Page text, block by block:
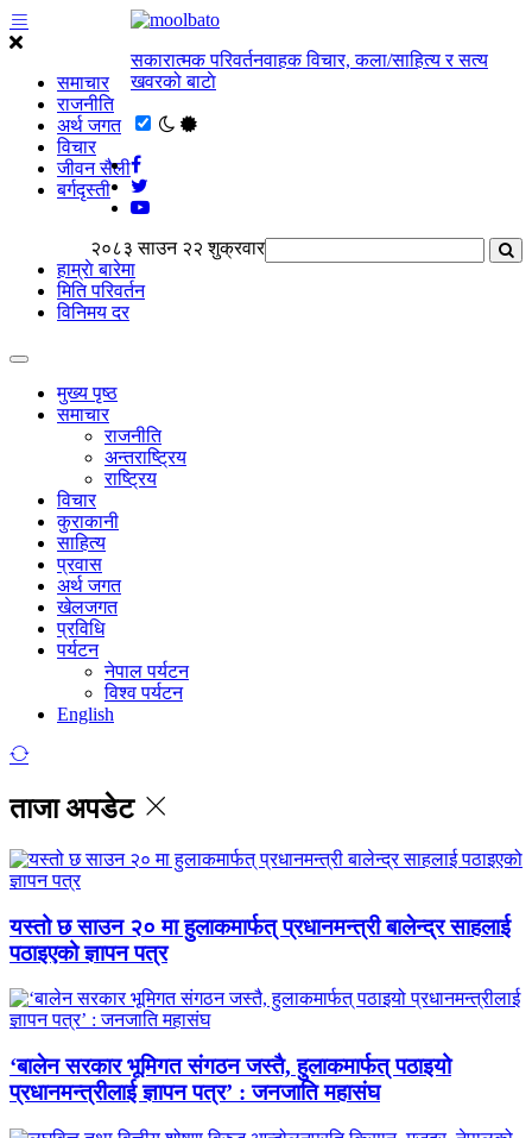
समाचार
राजनीति
अर्थ जगत
विचार
जीवन सैली
बर्गदृस्ती
सकारात्मक परिवर्तनवाहक विचार, कला/साहित्य र सत्य
खवरको बाटाे
२०८३ साउन २२ शुक्रवार
हाम्राे बारेमा
मिति परिवर्तन
विनिमय दर
मुख्य पृष्ठ
समाचार
राजनीति
अन्तराष्ट्रिय
राष्ट्रिय
विचार
कुराकानी
साहित्य
प्रवास
अर्थ जगत
खेलजगत
प्रविधि
पर्यटन
नेपाल पर्यटन
विश्व पर्यटन
English
ताजा अपडेट
यस्तो छ साउन २० मा हुलाकमार्फत् प्रधानमन्त्री बालेन्द्र साहलाई
पठाइएको ज्ञापन पत्र
‘बालेन सरकार भूमिगत संगठन जस्तै, हुलाकमार्फत् पठाइयो
प्रधानमन्त्रीलाई ज्ञापन पत्र’ : जनजाति महासंघ